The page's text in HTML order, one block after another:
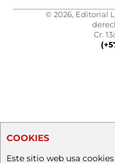
© 2026, Editorial
Cr.
COOKIES
Este sitio web usa